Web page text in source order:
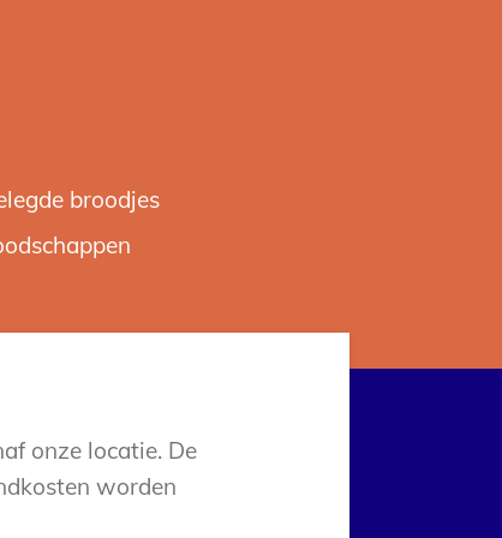
broodjes
onze locatie. De
worden